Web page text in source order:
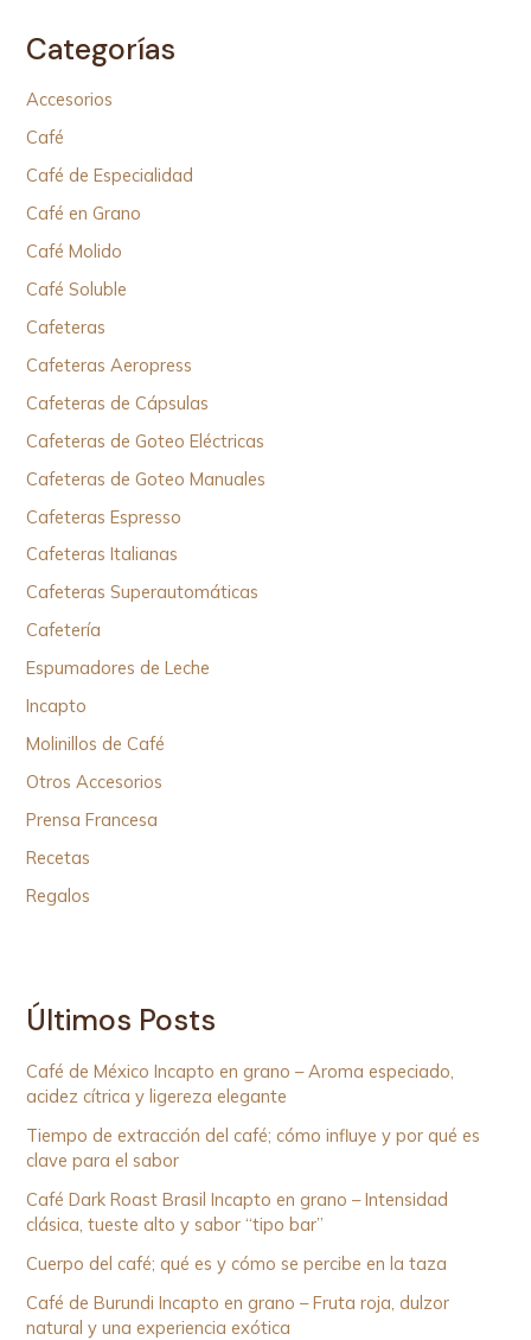
Categorías
Accesorios
Café
Café de Especialidad
Café en Grano
Café Molido
Café Soluble
Cafeteras
Cafeteras Aeropress
Cafeteras de Cápsulas
Cafeteras de Goteo Eléctricas
Cafeteras de Goteo Manuales
Cafeteras Espresso
Cafeteras Italianas
Cafeteras Superautomáticas
Cafetería
Espumadores de Leche
Incapto
Molinillos de Café
Otros Accesorios
Prensa Francesa
Recetas
Regalos
Últimos Posts
Café de México Incapto en grano – Aroma especiado,
acidez cítrica y ligereza elegante
Tiempo de extracción del café; cómo influye y por qué es
clave para el sabor
Café Dark Roast Brasil Incapto en grano – Intensidad
clásica, tueste alto y sabor “tipo bar”
Cuerpo del café; qué es y cómo se percibe en la taza
Café de Burundi Incapto en grano – Fruta roja, dulzor
natural y una experiencia exótica